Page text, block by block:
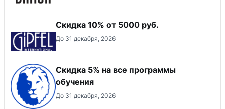
Скидка 10% от 5000 руб.
До 31 декабря, 2026
Скидка 5% на все программы
обучения
До 31 декабря, 2026